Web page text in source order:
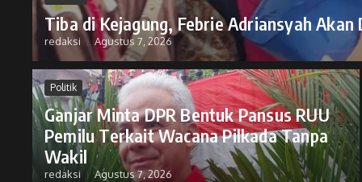
Tiba di Kejagung, Febrie Adriansyah
redaksi Agustus 7, 2026
Politik
Ganjar Minta DPR Bentuk Pansus RUU
Pemilu Terkait Wacana Pilkada Tanpa
Wakil
redaksi Agustus 7, 2026